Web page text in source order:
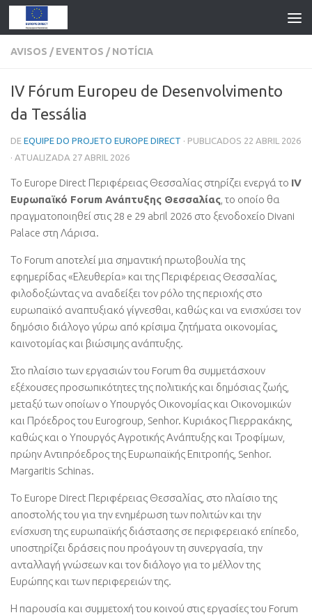
AVISOS / EVENTOS / NOTÍCIA
IV Fórum Europeu de Desenvolvimento
da Tessália
DE EQUIPE DO PROJETO EUROPE DIRECT · PUBLICADOS 22 ABRIL 2026
· ATUALIZADA 27 ABRIL 2026
Το Europe Direct Περιφέρειας Θεσσαλίας στηρίζει ενεργά το IV
Ευρωπαϊκό Forum Ανάπτυξης Θεσσαλίας ,το οποίο θα
πραγματοποιηθεί στις 28 e 29 abril 2026 στο ξενοδοχείο Divani
Palace στη Λάρισα.
Το Forum αποτελεί μια σημαντική πρωτοβουλία της
εφημερίδας «Ελευθερία» και της Περιφέρειας Θεσσαλίας
φιλοδοξώντας να αναδείξει τον ρόλο της περιοχής στο
ευρωπαϊκό αναπτυξιακό γίγνεσθαι καθώς και να ενισχύσει τον
δημόσιο διάλογο γύρω από κρίσιμα ζητήματα οικονομίας
καινοτομίας και βιώσιμης ανάπτυξης.
Στο πλαίσιο των εργασιών του Forum θα συμμετάσχουν
εξέχουσες προσωπικότητες της πολιτικής και δημόσιας ζωής
μεταξύ των οποίων ο Υπουργός Οικονομίας και Οικονομικών
και Πρόεδρος του Eurogroup , Senhor. Κυριάκος Πιερρακάκης
καθώς και ο Υπουργός Αγροτικής Ανάπτυξης και Τροφίμων
πρώην Αντιπρόεδρος της Ευρωπαϊκής Επιτροπής , Senhor.
Margaritis Schinas.
Το Europe Direct Περιφέρειας Θεσσαλίας στο πλαίσιο της
αποστολής του για την ενημέρωση των πολιτών και την
ενίσχυση της ευρωπαϊκής διάστασης σε περιφερειακό επίπεδο
υποστηρίζει δράσεις που προάγουν τη συνεργασία ,την
ανταλλαγή γνώσεων και τον διάλογο για το μέλλον της
Ευρώπης και των περιφερειών της.
Η παρουσία και συμμετοχή του κοινού στις εργασίες του Forum